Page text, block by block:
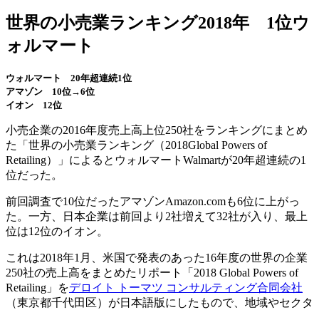
世界の小売業ランキング2018年 1位ウ
ォルマート
ウォルマート 20年超連続1位
アマゾン 10位→6位
イオン 12位
小売企業の2016年度売上高上位250社をランキングにまとめ
た「世界の小売業ランキング（2018Global Powers of
Retailing）」によるとウォルマートWalmartが20年超連続の1
位だった。
前回調査で10位だったアマゾンAmazon.comも6位に上がっ
た。一方、日本企業は前回より2社増えて32社が入り、最上
位は12位のイオン。
これは2018年1月、米国で発表のあった16年度の世界の企業
250社の売上高をまとめたリポート「2018 Global Powers of
Retailing」をデロイト トーマツ コンサルティング合同会社
（東京都千代田区）が日本語版にしたもので、地域やセクタ